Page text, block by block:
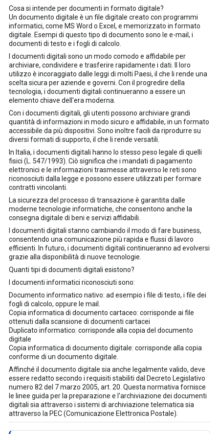
Cosa si intende per documenti in formato digitale?
Un documento digitale è un file digitale creato con programmi
informatici, come MS Word o Excel, e memorizzato in formato
digitale. Esempi di questo tipo di documento sono le e-mail, i
documenti di testo e i fogli di calcolo.
I documenti digitali sono un modo comodo e affidabile per
archiviare, condividere e trasferire rapidamente i dati. Il loro
utilizzo è incoraggiato dalle leggi di molti Paesi, il che li rende una
scelta sicura per aziende e governi. Con il progredire della
tecnologia, i documenti digitali continueranno a essere un
elemento chiave dell'era moderna.
Con i documenti digitali, gli utenti possono archiviare grandi
quantità di informazioni in modo sicuro e affidabile, in un formato
accessibile da più dispositivi. Sono inoltre facili da riprodurre su
diversi formati di supporto, il che li rende versatili.
In Italia, i documenti digitali hanno lo stesso peso legale di quelli
fisici (L. 547/1993). Ciò significa che i mandati di pagamento
elettronici e le informazioni trasmesse attraverso le reti sono
riconosciuti dalla legge e possono essere utilizzati per formare
contratti vincolanti.
La sicurezza del processo di transazione è garantita dalle
moderne tecnologie informatiche, che consentono anche la
consegna digitale di beni e servizi affidabili.
I documenti digitali stanno cambiando il modo di fare business,
consentendo una comunicazione più rapida e flussi di lavoro
efficienti. In futuro, i documenti digitali continueranno ad evolversi
grazie alla disponibilità di nuove tecnologie.
Quanti tipi di documenti digitali esistono?
I documenti informatici riconosciuti sono:
Documento informatico nativo: ad esempio i file di testo, i file dei
fogli di calcolo, oppure le mail.
Copia informatica di documento cartaceo: corrisponde ai file
ottenuti dalla scansione di documenti cartacei
Duplicato informatico: corrisponde alla copia del documento
digitale
Copia informatica di documento digitale: corrisponde alla copia
conforme di un documento digitale.
Affinché il documento digitale sia anche legalmente valido, deve
essere redatto secondo i requisiti stabiliti dal Decreto Legislativo
numero 82 del 7 marzo 2005, art. 20. Questa normativa fornisce
le linee guida per la preparazione e l'archiviazione dei documenti
digitali sia attraverso i sistemi di archiviazione telematica sia
attraverso la PEC (Comunicazione Elettronica Postale).